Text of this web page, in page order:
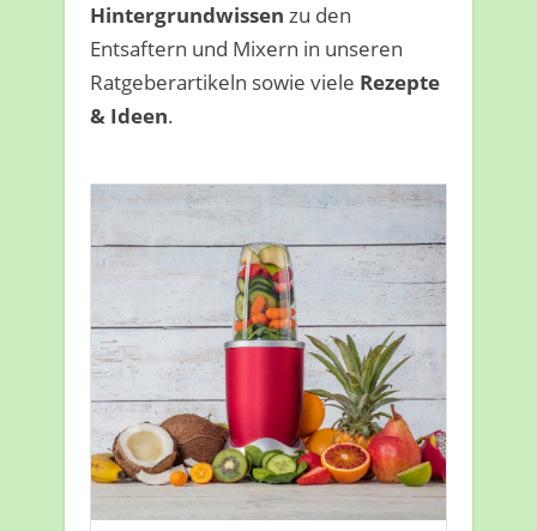
Hintergrundwissen zu den
Entsaftern und Mixern in unseren
Ratgeberartikeln sowie viele Rezepte
& Ideen.